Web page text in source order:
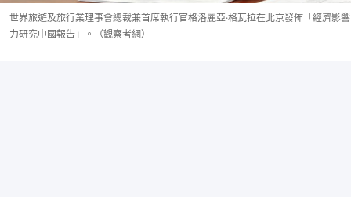
世界旅遊及旅行業理事會總裁兼首席執行官格洛麗亞·格瓦拉在北京發佈「經濟影響
力研究中國報告」。（觀察者網）